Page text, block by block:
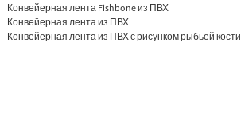
Конвейерная лента Fishbone из ПВХ
Конвейерная лента из ПВХ
Конвейерная лента из ПВХ с рисунком рыбьей кости